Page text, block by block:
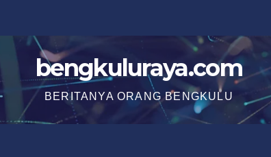
bengkuluraya.com
BERITANYA ORANG BENGKULU